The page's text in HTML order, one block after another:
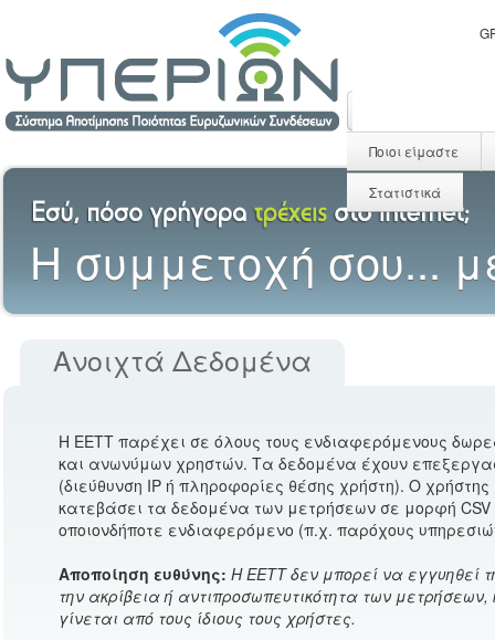
Ποιοι είμαστε
Στατιστικά
H συμμετοχή σου...
Ανοιχτά Δεδομένα
Η ΕΕΤΤ παρέχει σε όλους τους ενδιαφερόμενους
και ανωνύμων χρηστών. Τα δεδομένα έχουν
(διεύθυνση ΙΡ ή πληροφορίες θέσης χρήστη). Ο
κατεβάσει τα δεδομένα των μετρήσεων σε μορφή CSV
οποιονδήποτε ενδιαφερόμενο (π.χ. παρόχους
Αποποίηση ευθύνης: Η ΕΕΤΤ δεν μπορεί να εγγυηθεί
την ακρίβεια ή αντιπροσωπευτικότητα των
γίνεται από τους ίδιους τους χρήστες.